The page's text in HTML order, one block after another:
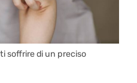
soffrire di un preciso